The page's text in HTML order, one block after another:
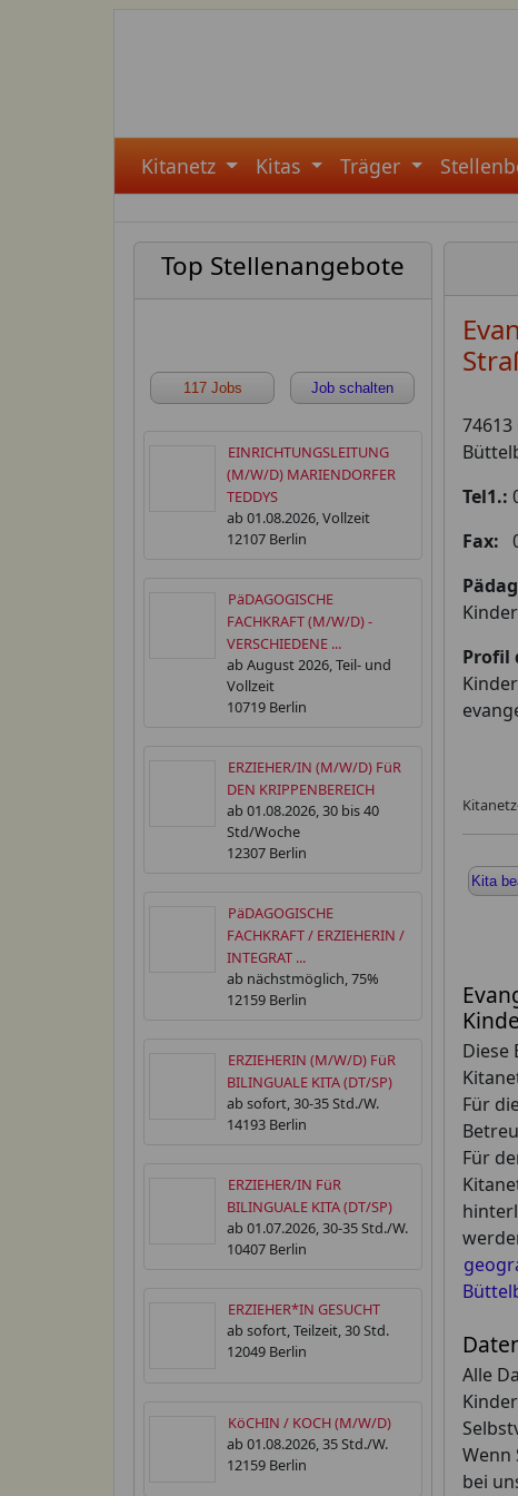
Kitanetz Kitas Träger
Top Stellenangebote
117 Jobs Job schalten
EINRICHTUNGSLEITUNG
(M/W/D) MARIENDORFER
TEDDYS
ab 01.08.2026, Vollzeit
12107 Berlin
PäDAGOGISCHE
FACHKRAFT (M/W/D) -
VERSCHIEDENE ...
ab August 2026, Teil- und
Vollzeit
10719 Berlin
ERZIEHER/IN (M/W/D) FüR
DEN KRIPPENBEREICH
ab 01.08.2026, 30 bis 40
Std/Woche
12307 Berlin
PäDAGOGISCHE
FACHKRAFT / ERZIEHERIN /
INTEGRAT ...
ab nächstmöglich, 75%
12159 Berlin
ERZIEHERIN (M/W/D) FüR
BILINGUALE KITA (DT/SP)
ab sofort, 30-35 Std./W.
14193 Berlin
ERZIEHER/IN FüR
BILINGUALE KITA (DT/SP)
ab 01.07.2026, 30-35 Std./W.
10407 Berlin
ERZIEHER*IN GESUCHT
ab sofort, Teilzeit, 30 Std.
12049 Berlin
KöCHIN / KOCH (M/W/D)
ab 01.08.2026, 35 Std./W.
12159 Berlin
Tel1.:
Fax:
Profil
Kita
Diese
Für
Für
Alle
Wenn
bei